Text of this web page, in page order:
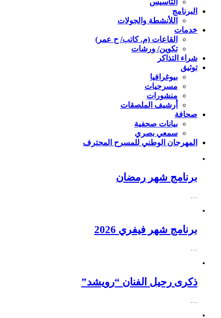
البرنامج
اللأنشطة والجولات
خدمات
القاعات (م. كاتب/ ح عمر)
تكوين/ ورشات
شراء التذاكر
توثيق
بيوغرافيا
مسرحيات
منشورات
أرشيف الملصقات
صحافة
بيانات صحفية
سمعي بصري
المهرجان الوطني للمسرح المحترف
برنامج شهر رمضان
…
برنامج شهر فيفري 2026
…
ذكرى رحيل الفنان “رويشد”
…